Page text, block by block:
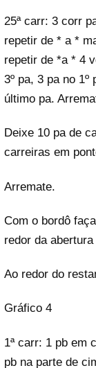
25ª carr: 3 corr
repetir de * a *
repetir de *a * 4
3º pa, 3 pa no
último pa.
Deixe 10 pa de
carreiras em
Arremate.
Com o bordô
redor da
Ao redor do
Gráfico 4
1ª carr: 1 pb em
pb na parte de